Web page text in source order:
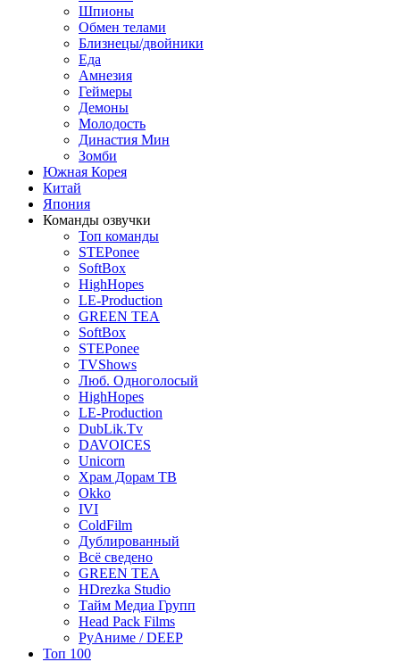
Шпионы
Обмен телами
Близнецы/двойники
Еда
Амнезия
Геймеры
Демоны
Молодость
Династия Мин
Зомби
Южная Корея
Китай
Япония
Команды озвучки
Топ команды
STEPonee
SoftBox
HighHopes
LE-Production
GREEN TEA
SoftBox
STEPonee
TVShows
Люб. Одноголосый
HighHopes
LE-Production
DubLik.Tv
DAVOICES
Unicorn
Храм Дорам ТВ
Okko
IVI
ColdFilm
Дублированный
Всё сведено
GREEN TEA
HDrezka Studio
Тайм Медиа Групп
Head Pack Films
РуАниме / DEEP
Топ 100